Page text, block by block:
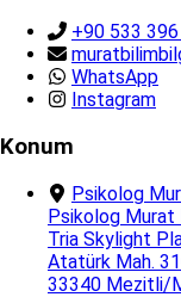
+90 533
WhatsApp
Instagram
Konum
Psikolog
Psikolog Murat
Tria Skylight
Atatürk Mah.
33340 Mezitli/